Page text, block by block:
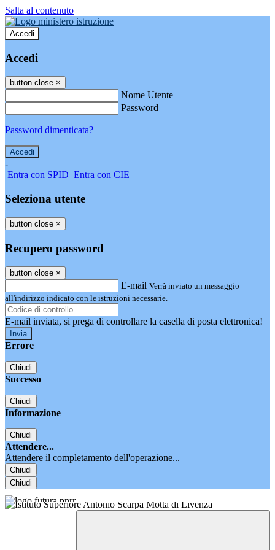
Salta al contenuto
Accedi
Accedi
button close ×
Nome Utente
Password
Password dimenticata?
-
Entra con SPID Entra con CIE
Seleziona utente
button close ×
Recupero password
button close ×
E-mail Verrà inviato un messaggio
all'indirizzo indicato con le istruzioni necessarie.
E-mail inviata, si prega di controllare la casella di posta elettronica!
Errore
Chiudi
Successo
Chiudi
Informazione
Chiudi
Attendere...
Attendere il completamento dell'operazione...
Chiudi
Chiudi